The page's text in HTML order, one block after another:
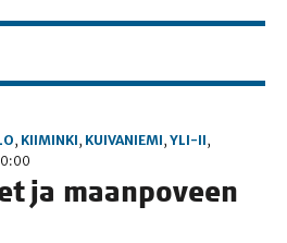
, KIIMINKI, KUIVANIEMI, YLI-II,
ja maan­po­veen